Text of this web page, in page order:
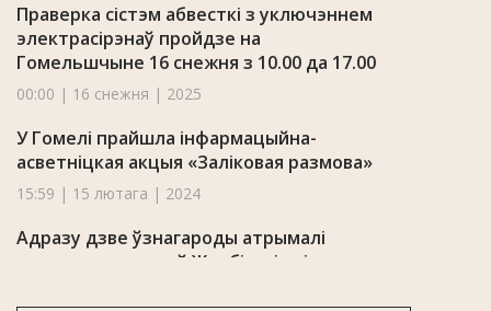
Праверка сістэм абвесткі з уключэннем
электрасірэнаў пройдзе на
Гомельшчыне 16 снежня з 10.00 да 17.00
00:00 | 16 снежня | 2025
У Гомелі прайшла інфармацыйна-
асветніцкая акцыя «Заліковая размова»
15:59 | 15 лютага | 2024
Адразу дзве ўзнагароды атрымалі
напрыканцы года ў Жлобінскім гісторыка-